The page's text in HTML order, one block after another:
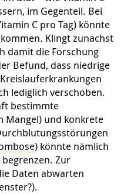
im Gegenteil. Bei
C pro Tag) könnte
Klingt zunächst
damit die Forschung
Befund, dass niedrige
lediglich verschoben.
bestimmte
Mangel) und konkrete
) könnte nämlich
begrenzen. Zur
Daten abwarten